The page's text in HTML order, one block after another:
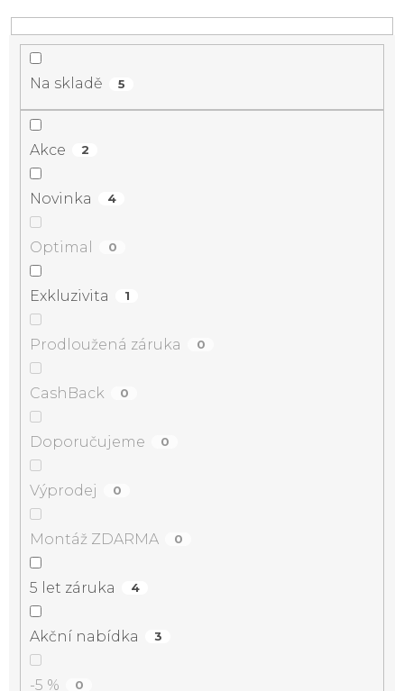
Na skladě 5
Akce 2
Novinka 4
Optimal 0
Exkluzivita 1
Prodloužená záruka 0
CashBack 0
Doporučujeme 0
Výprodej 0
Montáž ZDARMA 0
5 let záruka 4
Akční nabídka 3
-5 % 0